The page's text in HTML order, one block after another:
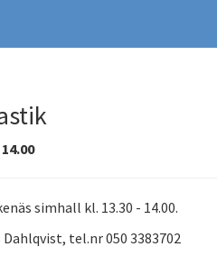
simhall kl. 13.30 - 14.00.
tel.nr 050 3383702